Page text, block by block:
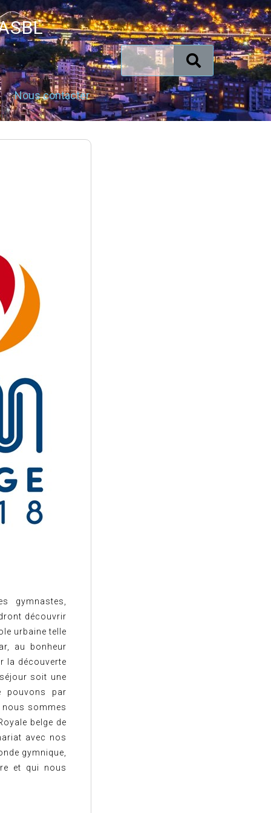
Nous contacter
gymnastes,
découvrir
urbaine telle
au bonheur
la découverte
soit une
pouvons par
nous sommes
belge de
avec nos
gymnique,
et qui nous